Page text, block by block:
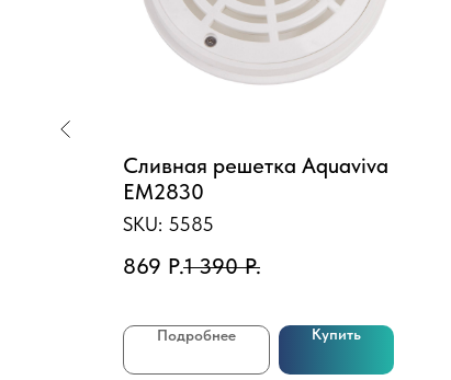
Сливная решетка Aquaviva
EM2830
SKU: 5585
869 Р.1 390 Р.
Подробнее Купить